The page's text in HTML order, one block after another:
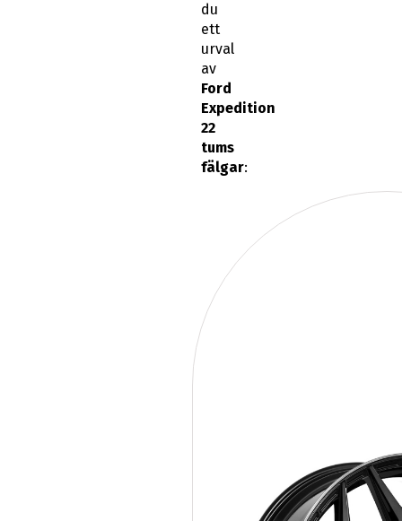
du
ett
urval
av
Ford
Expedition
22
tums
fälgar: